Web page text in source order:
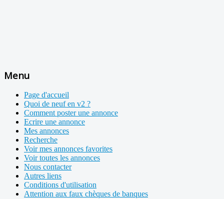
Menu
Page d'accueil
Quoi de neuf en v2 ?
Comment poster une annonce
Ecrire une annonce
Mes annonces
Recherche
Voir mes annonces favorites
Voir toutes les annonces
Nous contacter
Autres liens
Conditions d'utilisation
Attention aux faux chèques de banques